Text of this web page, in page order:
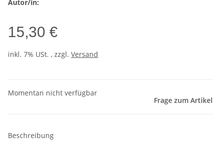
Autor/in:
15,30 €
inkl. 7% USt. , zzgl. Versand
Momentan nicht verfügbar
Frage zum Artikel
Beschreibung